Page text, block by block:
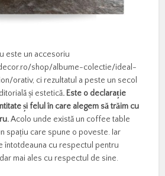
este un accesoriu
shop/albume-colectie/ideal-
orativ, ci rezultatul a peste un secol
și estetică. Este o declarație
și felul în care alegem să trăim cu
Acolo unde există un coffee table
spațiu care spune o poveste. Iar
întotdeauna cu respectul pentru
mai ales cu respectul de sine.